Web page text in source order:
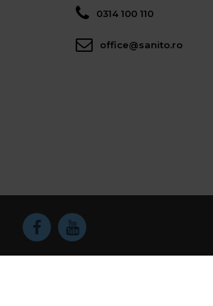
0314 100 110
office@sanito.ro